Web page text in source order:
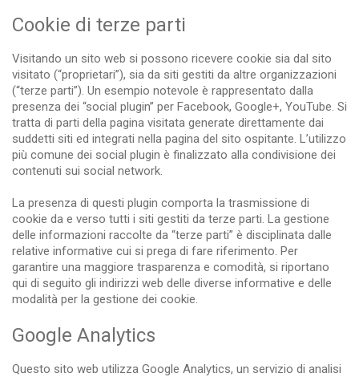
Cookie di terze parti
Visitando un sito web si possono ricevere cookie sia dal sito
visitato (“proprietari”), sia da siti gestiti da altre organizzazioni
(“terze parti”). Un esempio notevole è rappresentato dalla
presenza dei “social plugin” per Facebook, Google+, YouTube. Si
tratta di parti della pagina visitata generate direttamente dai
suddetti siti ed integrati nella pagina del sito ospitante. L’utilizzo
più comune dei social plugin è finalizzato alla condivisione dei
contenuti sui social network.
La presenza di questi plugin comporta la trasmissione di
cookie da e verso tutti i siti gestiti da terze parti. La gestione
delle informazioni raccolte da “terze parti” è disciplinata dalle
relative informative cui si prega di fare riferimento. Per
garantire una maggiore trasparenza e comodità, si riportano
qui di seguito gli indirizzi web delle diverse informative e delle
modalità per la gestione dei cookie.
Google Analytics
Questo sito web utilizza Google Analytics, un servizio di analisi